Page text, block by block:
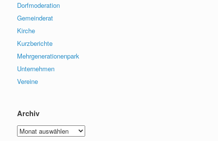
Dorfmoderation
Gemeinderat
Kirche
Kurzberichte
Mehrgenerationenpark
Unternehmen
Vereine
Archiv
Archiv